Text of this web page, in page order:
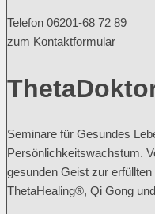
Telefon 06201-68 72 89
zum Kontaktformular
Seminare für Gesundes
Persönlichkeitswachstum.
gesunden Geist zur
ThetaHealing®, Qi Gong